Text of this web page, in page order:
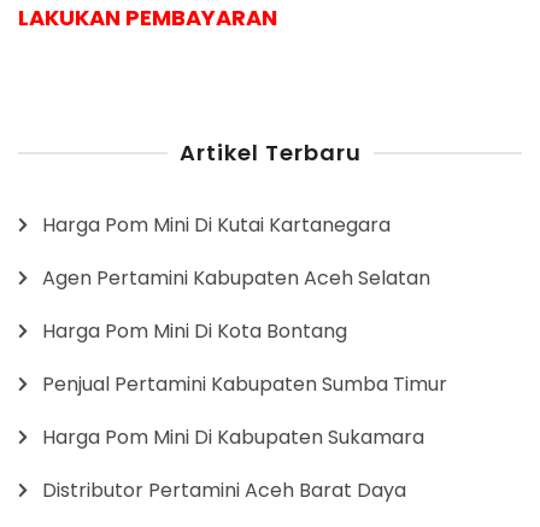
LAKUKAN PEMBAYARAN
Artikel Terbaru
Harga Pom Mini Di Kutai Kartanegara
Agen Pertamini Kabupaten Aceh Selatan
Harga Pom Mini Di Kota Bontang
Penjual Pertamini Kabupaten Sumba Timur
Harga Pom Mini Di Kabupaten Sukamara
Distributor Pertamini Aceh Barat Daya